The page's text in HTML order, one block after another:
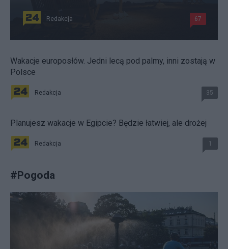
Redakcja 67
Wakacje europosłów. Jedni lecą pod palmy, inni zostają w
Polsce
Redakcja 35
Planujesz wakacje w Egipcie? Będzie łatwiej, ale drożej
Redakcja 1
#Pogoda